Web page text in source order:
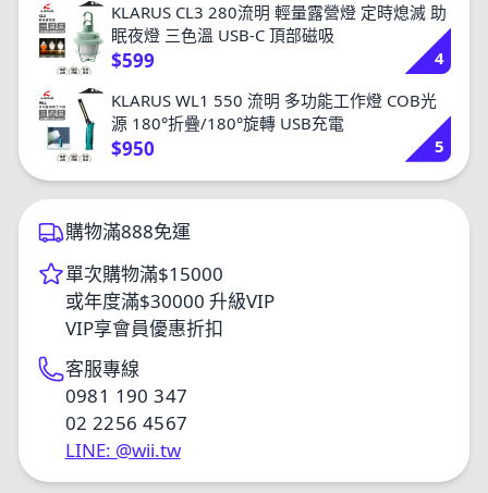
KLARUS CL3 280流明 輕量露營燈 定時熄滅 助
眠夜燈 三色溫 USB-C 頂部磁吸
$599
4
KLARUS WL1 550 流明 多功能工作燈 COB光
源 180°折疊/180°旋轉 USB充電
$950 5
購物滿888免運
單次購物滿$15000
或年度滿$30000 升級VIP
VIP享會員優惠折扣
客服專線
0981 190 347
02 2256 4567
LINE: @wii.tw